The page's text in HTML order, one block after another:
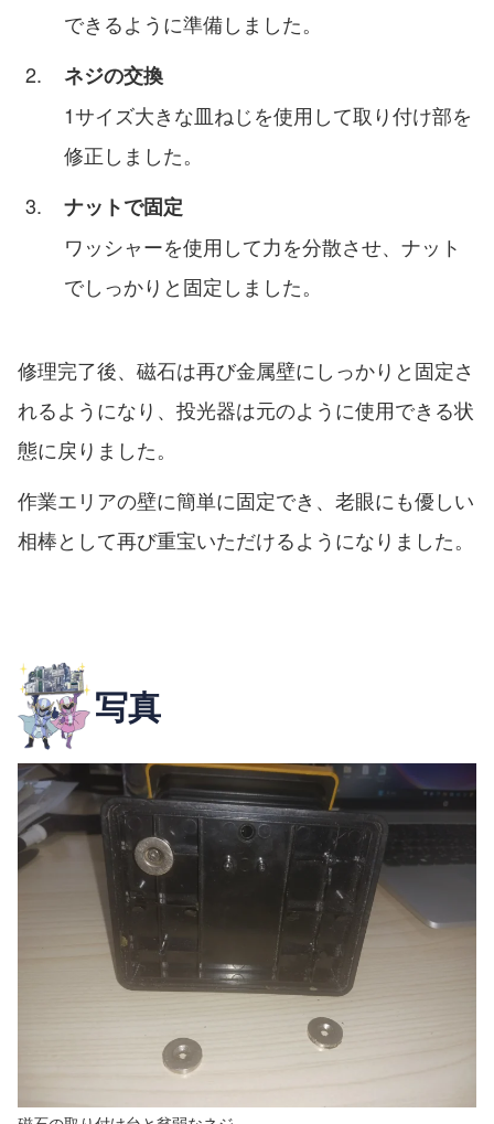
できるように準備しました。
ネジの交換
1サイズ大きな皿ねじを使用して取り付け部を
修正しました。
ナットで固定
ワッシャーを使用して力を分散させ、ナット
でしっかりと固定しました。
修理完了後、磁石は再び金属壁にしっかりと固定さ
れるようになり、投光器は元のように使用できる状
態に戻りました。
作業エリアの壁に簡単に固定でき、老眼にも優しい
相棒として再び重宝いただけるようになりました。
写真